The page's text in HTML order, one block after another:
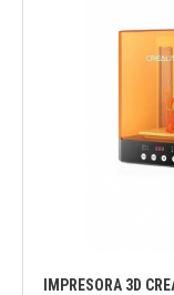
IMPRESORA 3D